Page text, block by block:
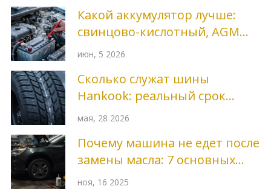
Какой аккумулятор лучше:
свинцово-кислотный, AGM
или EFB? Полное руководство
июн, 5 2026
Сколько служат шины
Hankook: реальный срок
службы, пробег и правила
мая, 28 2026
Почему машина не едет после
замены масла: 7 основных
причин и как это исправить
ноя, 16 2025